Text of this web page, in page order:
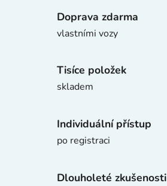
Doprava zdarma
vlastními vozy
Tisíce položek
skladem
Individuální přístup
po registraci
Dlouholeté zkušenosti